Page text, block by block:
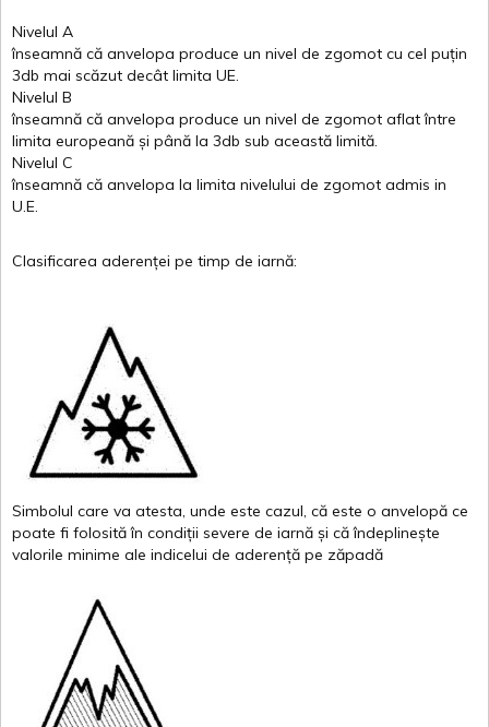
Nivelul A
înseamnă că anvelopa produce un nivel de zgomot cu cel puțin
3db mai scăzut decât limita UE.
Nivelul B
înseamnă că anvelopa produce un nivel de zgomot aflat între
limita europeană și până la 3db sub această limită.
Nivelul C
înseamnă că anvelopa la limita nivelului de zgomot admis in
U.E.
Clasificarea aderenței pe timp de iarnă:
Simbolul care va atesta, unde este cazul, că este o anvelopă ce
poate fi folosită în condiții severe de iarnă și că îndeplinește
valorile minime ale indicelui de aderență pe zăpadă